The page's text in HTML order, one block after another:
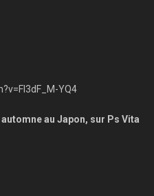
YQ4
au Japon, sur Ps Vita